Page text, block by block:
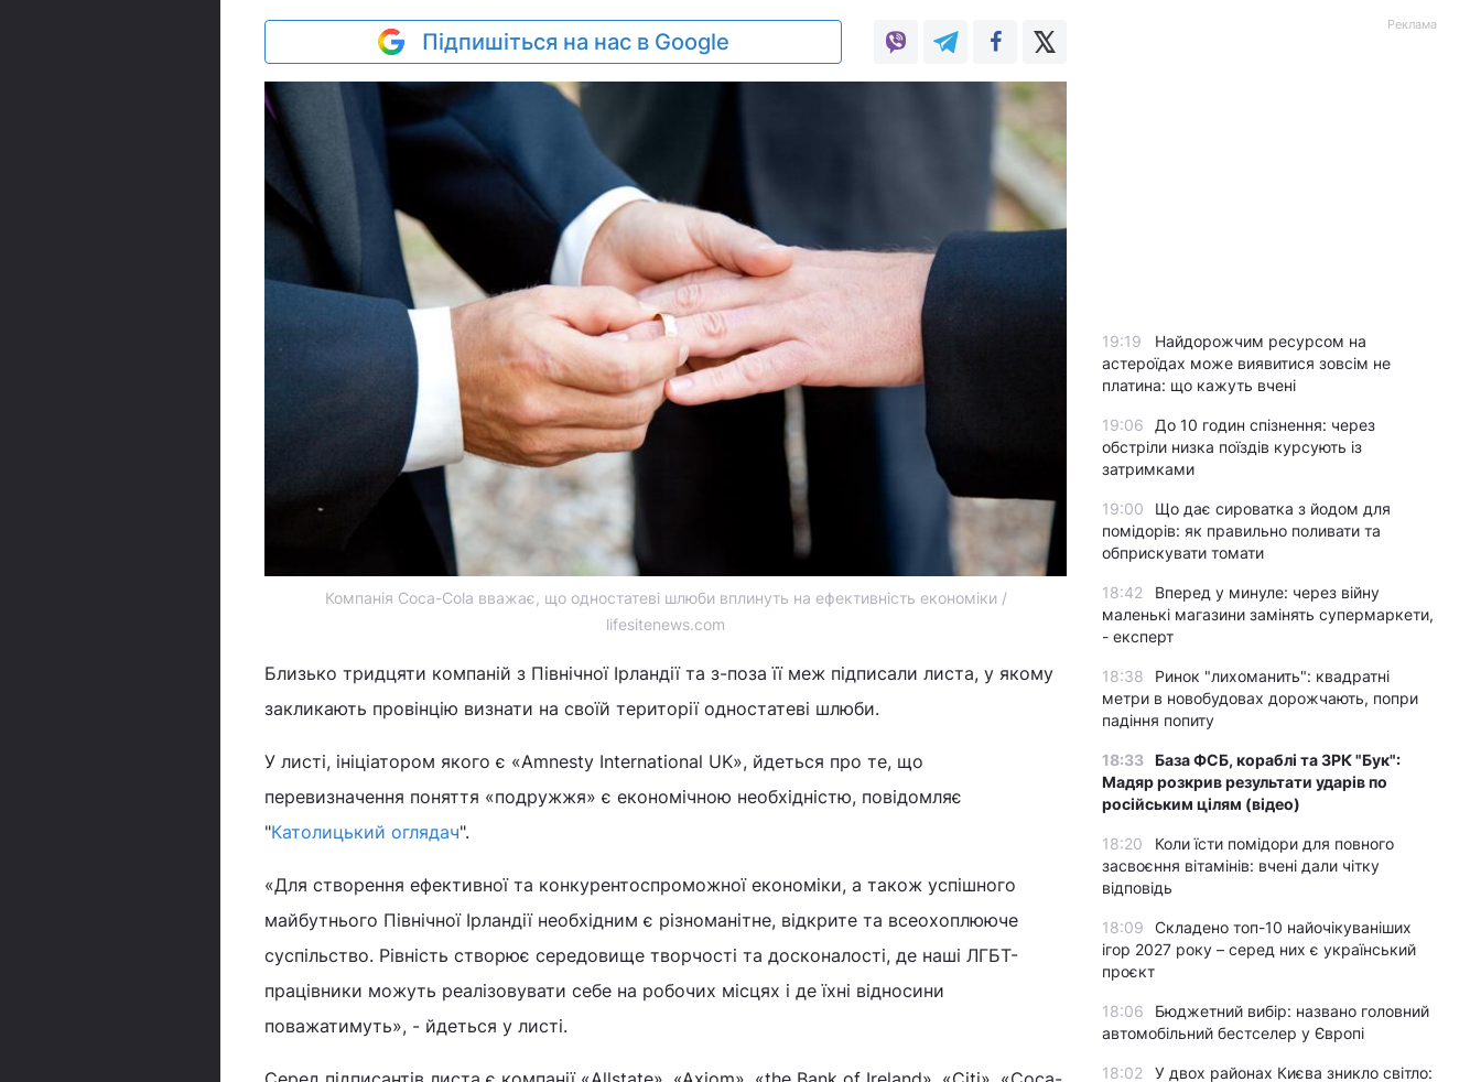
Підпишіться на нас в Google
Компанія Coca-Cola вважає, що одностатеві шлюби вплинуть на ефективність економіки /
lifesitenews.com
Близько тридцяти компаній з Північної Ірландії та з-поза її меж підписали листа, у якому
закликають провінцію визнати на своїй території одностатеві шлюби.
У листі, ініціатором якого є «Amnesty International UK», йдеться про те, що
перевизначення поняття «подружжя» є економічною необхідністю, повідомляє
"Католицький оглядач".
«Для створення ефективної та конкурентоспроможної економіки, а також успішного
майбутнього Північної Ірландії необхідним є різноманітне, відкрите та всеохоплююче
суспільство. Рівність створює середовище творчості та досконалості, де наші ЛГБТ-
працівники можуть реалізовувати себе на робочих місцях і де їхні відносини
поважатимуть», - йдеться у листі.
Реклама
19:19
Найдорожчим ресурсом на
астероїдах може виявитися зовсім не
платина: що кажуть вчені
19:06
До 10 годин спізнення: через
обстріли низка поїздів курсують із
затримками
19:00
Що дає сироватка з йодом для
помідорів: як правильно поливати та
обприскувати томати
18:42
Вперед у минуле: через війну
маленькі магазини замінять супермаркети,
- експерт
18:38
Ринок "лихоманить": квадратні
метри в новобудовах дорожчають, попри
падіння попиту
18:33 База ФСБ, кораблі та ЗРК "Бук":
Мадяр розкрив результати ударів по
російським цілям (відео)
18:20
Коли їсти помідори для повного
засвоєння вітамінів: вчені дали чітку
відповідь
18:09
Складено топ-10 найочікуваніших
ігор 2027 року – серед них є український
проєкт
18:06
Бюджетний вибір: названо головний
автомобільний бестселер у Європі
18:02 У двох районах Києва зникло світло: